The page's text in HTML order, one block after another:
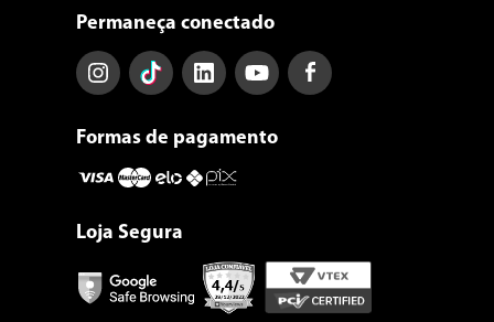
Permaneça conectado
Formas de pagamento
Loja Segura